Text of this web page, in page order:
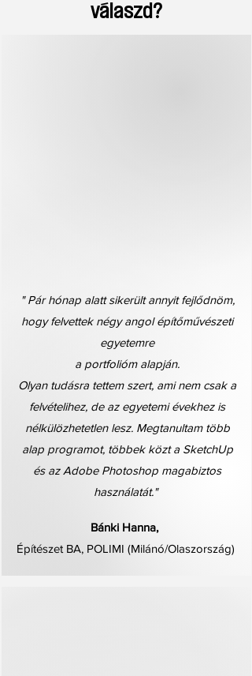
válaszd?
" Pár hónap alatt sikerült annyit fejlődnöm,
hogy felvettek négy angol építőművészeti
egyetemre
a portfolióm alapján.
Olyan tudásra tettem szert, ami nem csak a
felvételihez, de az egyetemi évekhez is
nélkülözhetetlen lesz. Megtanultam több
alap programot, többek közt a SketchUp
és az Adobe Photoshop magabiztos
használatát."
Bánki Hanna,
Építészet BA, POLIMI (Milánó/Olaszország)